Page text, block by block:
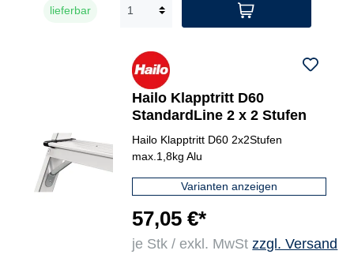
lieferbar
Hailo Klapptritt D60
StandardLine 2 x 2 Stufen
Hailo Klapptritt D60 2x2Stufen
max.1,8kg Alu
Varianten anzeigen
57,05 €*
je Stk / exkl. MwStzzgl. Versand